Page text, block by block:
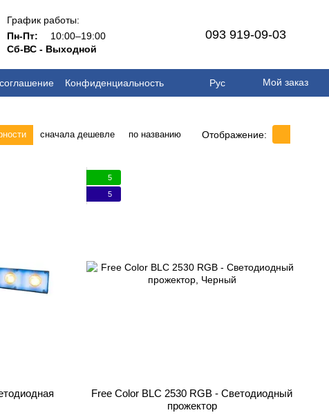
График работы:
Пн-Пт:
10:00–19:00
Сб-ВС - Выходной
093 919-09-03
Конфиденциальность Рус Мой заказ
сначала дешевле по названию Отображение:
5
5
Free Color BLC 2530 RGB - Светодиодный
прожектор